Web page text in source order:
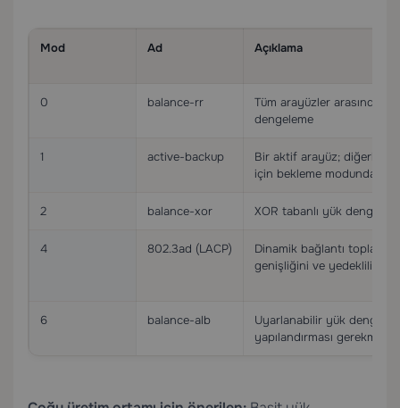
Mod Ad Açıklama
0 balance-rr
Tüm arayüzler arasında
dengeleme
1 active-backup
Bir aktif arayüz; diğerleri
için bekleme modunda
2 balance-xor XOR tabanlı yük
4 802.3ad (LACP)
Dinamik bağlantı toplama;
genişliğini ve yedekliliği
6 balance-alb
Uyarlanabilir yük
yapılandırması gerekmez